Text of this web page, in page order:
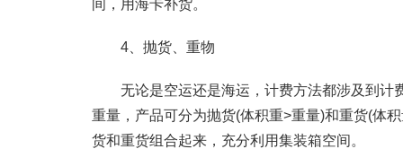
间，用海卡补货。
4、抛货、重物
无论是空运还是海运，计费方法都涉及到计
重量，产品可分为抛货(体积重>重量)和重货(体
货和重货组合起来，充分利用集装箱空间。